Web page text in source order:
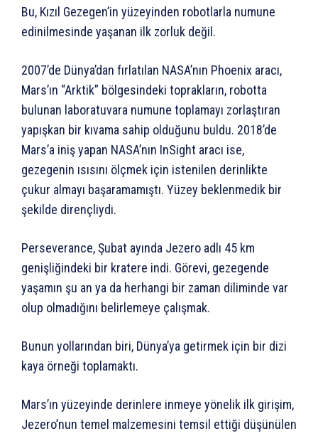
Bu, Kızıl Gezegen’in yüzeyinden robotlarla numune
edinilmesinde yaşanan ilk zorluk değil.
2007’de Dünya’dan fırlatılan NASA’nın Phoenix aracı,
Mars’ın “Arktik” bölgesindeki toprakların, robotta
bulunan laboratuvara numune toplamayı zorlaştıran
yapışkan bir kıvama sahip olduğunu buldu. 2018’de
Mars’a iniş yapan NASA’nın InSight aracı ise,
gezegenin ısısını ölçmek için istenilen derinlikte
çukur almayı başaramamıştı. Yüzey beklenmedik bir
şekilde dirençliydi.
Perseverance, Şubat ayında Jezero adlı 45 km
genişliğindeki bir kratere indi. Görevi, gezegende
yaşamın şu an ya da herhangi bir zaman diliminde var
olup olmadığını belirlemeye çalışmak.
Bunun yollarından biri, Dünya’ya getirmek için bir dizi
kaya örneği toplamaktı.
Mars’ın yüzeyinde derinlere inmeye yönelik ilk girişim,
Jezero’nun temel malzemesini temsil ettiği düşünülen